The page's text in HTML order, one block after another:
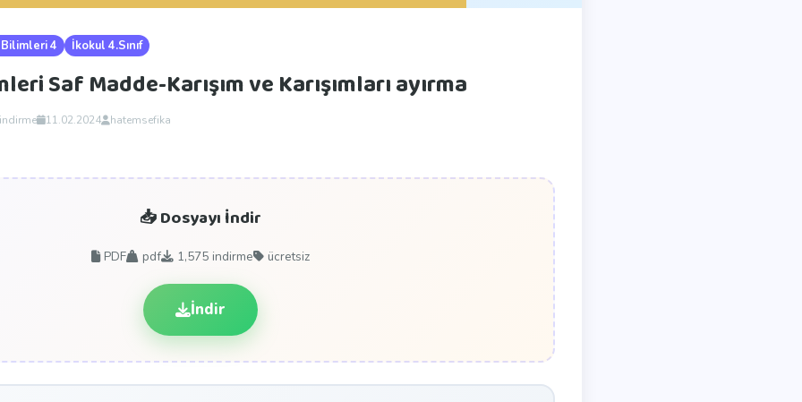
4 İkokul 4.Sınıf
Saf Madde-Karışım ve Karışımları ayırma
11.02.2024 hatemsefika
📥 Dosyayı İndir
PDF pdf 1,575 indirme ücretsiz
İndir